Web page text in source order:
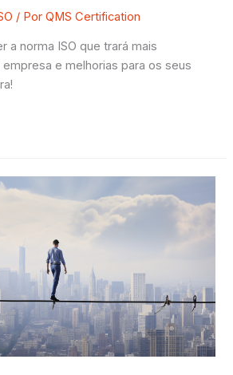
/ PorQMS Certification
a norma ISO que trará mais
e melhorias para os seus